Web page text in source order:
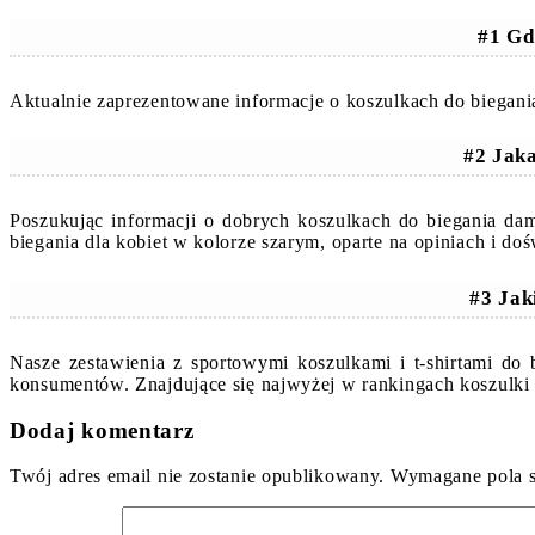
#1
Aktualnie zaprezentowane informacje o koszulkach do
#2
Poszukując informacji o dobrych koszulkach do biegania
biegania dla kobiet w kolorze szarym, oparte na opiniach i
#3
Nasze zestawienia z sportowymi koszulkami i t-shirtami
konsumentów. Znajdujące się najwyżej w rankingach
Dodaj komentarz
Twój adres email nie zostanie opublikowany. Wymagane pola